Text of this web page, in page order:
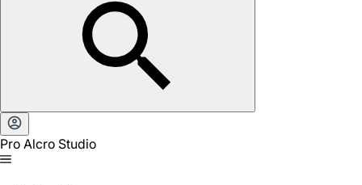
Pro Alcro Studio